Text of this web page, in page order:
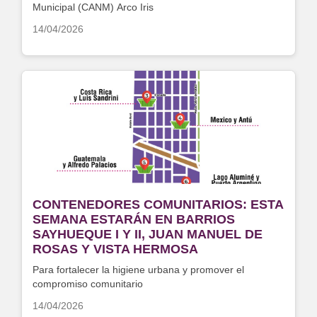
Municipal (CANM) Arco Iris
14/04/2026
CONTENEDORES COMUNITARIOS: ESTA
SEMANA ESTARÁN EN BARRIOS
SAYHUEQUE I Y II, JUAN MANUEL DE
ROSAS Y VISTA HERMOSA
Para fortalecer la higiene urbana y promover el
compromiso comunitario
14/04/2026